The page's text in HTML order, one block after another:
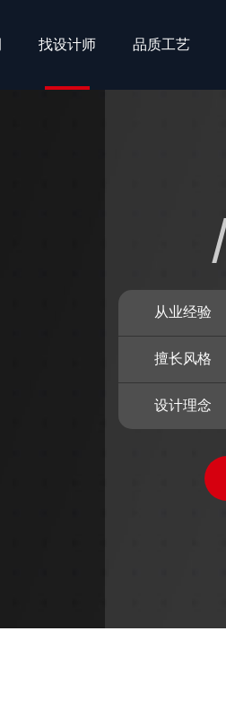
找设计师 品质工艺
从业经验
擅长风格
设计理念